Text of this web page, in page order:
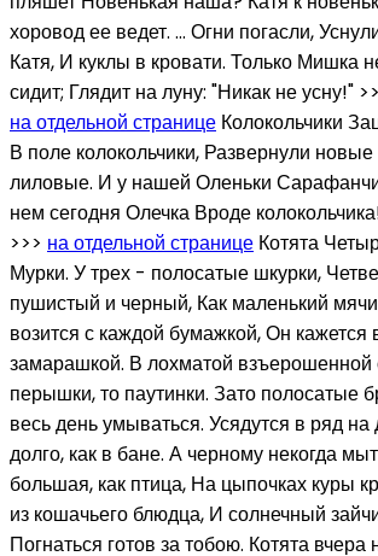
хоровод ее ведет. … Огни погасли,
Катя, И куклы в кровати. Только Мишка
сидит; Глядит на луну: "Никак не усну!"
на отдельной странице Колокольчики
В поле колокольчики, Развернули
лиловые. И у нашей Оленьки
нем сегодня Олечка Вроде
>>> на отдельной странице Котята
Мурки. У трех - полосатые шкурки,
пушистый и черный, Как маленький
возится с каждой бумажкой, Он кажется
замарашкой. В лохматой взъерошенной
перышки, то паутинки. Зато полосатые
весь день умываться. Усядутся в ряд
долго, как в бане. А черному некогда
большая, как птица, На цыпочках куры
из кошачьего блюдца, И солнечный
Погнаться готов за тобою. Котята вчера